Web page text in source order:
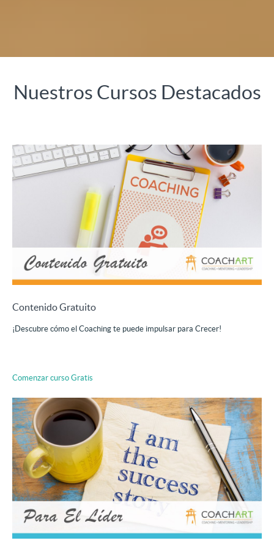
Nuestros Cursos Destacados
Contenido Gratuito
¡Descubre cómo el Coaching te puede impulsar para Crecer!
Comenzar curso Gratis